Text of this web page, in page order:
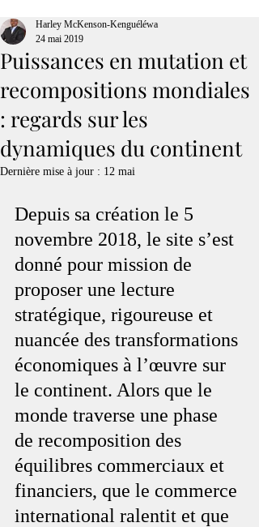
Puissances en mutation et
recompositions mondiales
: regards sur les
dynamiques du continent
Harley McKenson-Kenguéléwa
24 mai 2019
Dernière mise à jour : 12 mai
Depuis sa création le 5
novembre 2018, le site s’est
donné pour mission de
proposer une lecture
stratégique, rigoureuse et
nuancée des transformations
économiques à l’œuvre sur
le continent. Alors que le
monde traverse une phase
de recomposition des
équilibres commerciaux et
financiers, que le commerce
international ralentit et que